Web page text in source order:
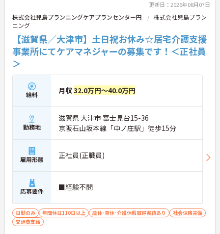
更新日：2026年08月07日
株式会社兒島プランニングケアプランセンター円
株式会社兒島プラン
ニング
【滋賀県／大津市】土日祝お休み☆居宅介護支援
事業所にてケアマネジャーの募集です！＜正社員
＞
給料 月収32.0万円～40.0万円
勤務地
滋賀県 大津市 富士見台15-36
京阪石山坂本線「中ノ庄駅」徒歩15分
雇用形態 正社員(正職員)
応募要件 ■経験不問
日勤のみ 年間休日110日以上 産休･育休･介護休暇取得実績あり
社会保険完備
交通費支給